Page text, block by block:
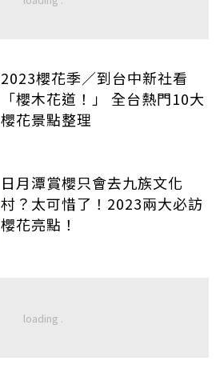
2023櫻花季／到台中新社看
「櫻木花道！」 全台熱門10大
櫻花景點整理
日月潭賞櫻只會去九族文化
村？太可惜了！2023兩大必訪
櫻花亮點！